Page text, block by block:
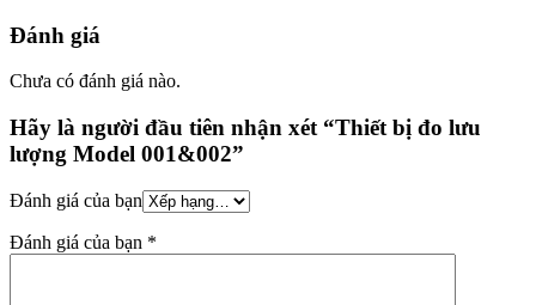
Đánh giá
Chưa có đánh giá nào.
Hãy là người đầu tiên nhận xét “Thiết bị đo lưu
lượng Model 001&002”
Đánh giá của bạn
Đánh giá của bạn *